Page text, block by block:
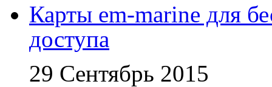
Карты em-marine для
доступа
29 Сентябрь 2015